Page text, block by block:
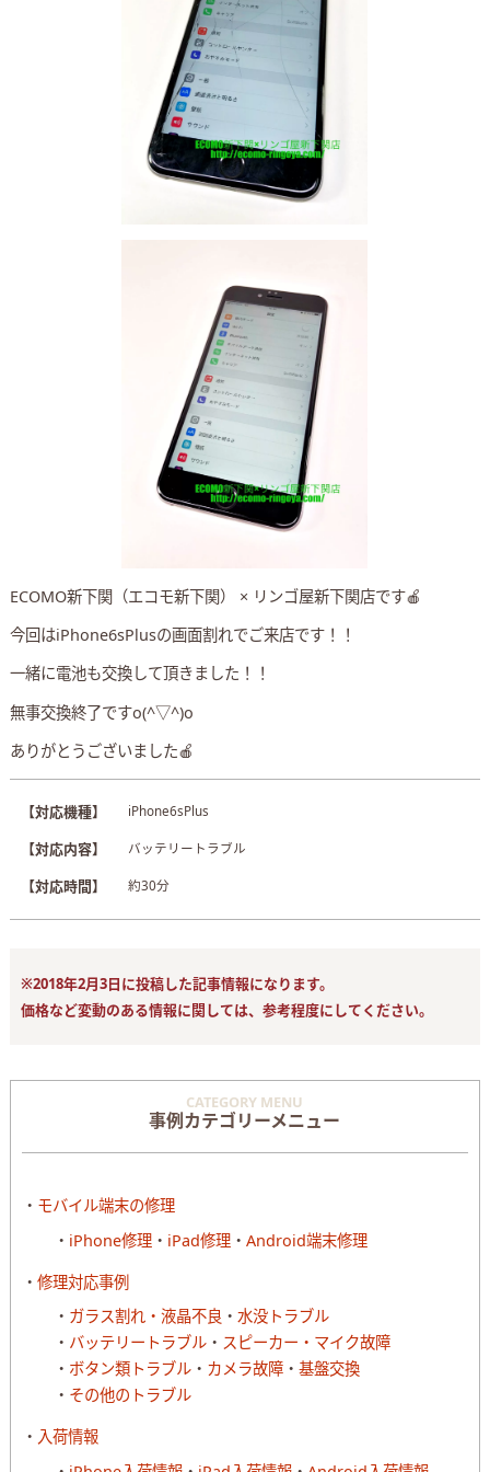
ECOMO新下関（エコモ新下関） × リンゴ屋新下関店です🍎
今回はiPhone6sPlusの画面割れでご来店です！！
一緒に電池も交換して頂きました！！
無事交換終了ですo(^▽^)o
ありがとうございました🍎
【対応機種】 iPhone6sPlus
【対応内容】 バッテリートラブル
【対応時間】 約30分
※2018年2月3日に投稿した記事情報になります。
価格など変動のある情報に関しては、参考程度にしてください。
CATEGORY MENU
事例カテゴリーメニュー
モバイル端末の修理
iPhone修理
iPad修理 Android端末修理
修理対応事例
ガラス割れ・液晶不良
水没トラブル
バッテリートラブル
スピーカー・マイク故障
ボタン類トラブル
カメラ故障
基盤交換
その他のトラブル
入荷情報